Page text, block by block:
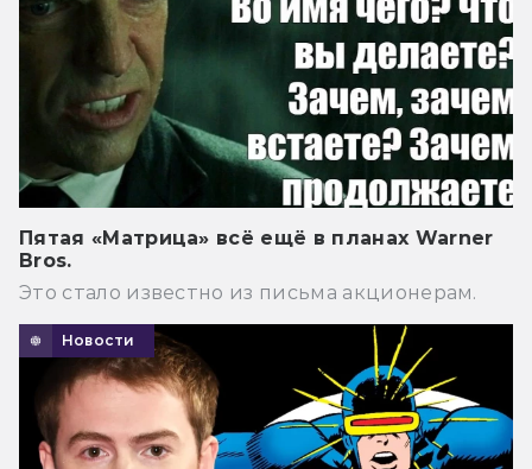
Пятая «Матрица» всё ещё в планах Warner
Bros.
Это стало известно из письма акционерам.
Новости